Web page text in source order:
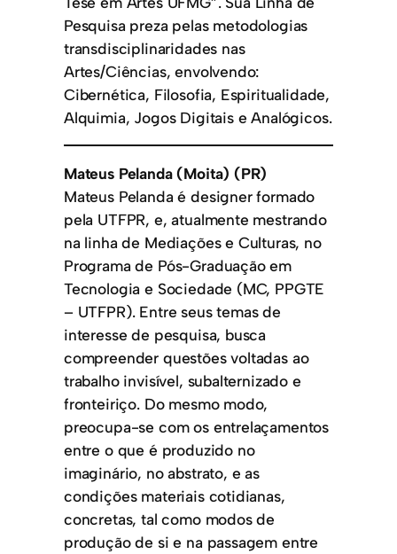
Pesquisa preza pelas metodologias
transdisciplinaridades nas
Artes/Ciências, envolvendo:
Cibernética, Filosofia, Espiritualidade,
Alquimia, Jogos Digitais e Analógicos.
Mateus Pelanda (Moita) (PR)
Mateus Pelanda é designer formado
pela UTFPR, e, atualmente mestrando
na linha de Mediações e Culturas, no
Programa de Pós-Graduação em
Tecnologia e Sociedade (MC, PPGTE
– UTFPR). Entre seus temas de
interesse de pesquisa, busca
compreender questões voltadas ao
trabalho invisível, subalternizado e
fronteiriço. Do mesmo modo,
preocupa-se com os entrelaçamentos
entre o que é produzido no
imaginário, no abstrato, e as
condições materiais cotidianas,
concretas, tal como modos de
produção de si e na passagem entre